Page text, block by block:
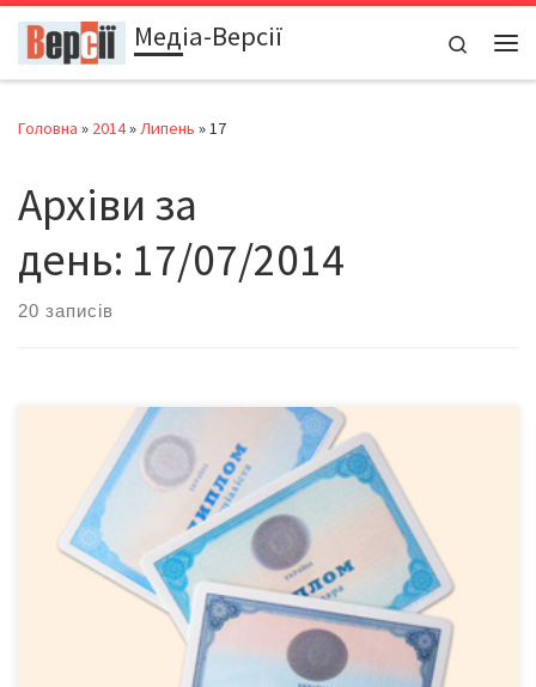
Перейти до вмістуМедіа-Версії
Search
Головна » 2014»Липень »17
Архіви за
день: 17/07/2014
20 записів
Новий закон про вищу освіту передбачає фінансову, кадрову
та економічну автономії в системі освіти Народний депутат
України Лілія Гриневич, голова комітету ВРУ з питань науки і
освіти, цими днями обговорила з викладацьким складом ЧНУ
ім. Ю. Федьковича новий закон «Про вищу освіту», ухвалений 1
липня. Лілія Гриневич наголосила, що «прийняття […]